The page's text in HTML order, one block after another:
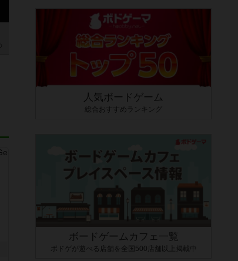
人気ボードゲーム
総合おすすめランキング
ボードゲームカフェ一覧
ボドゲが遊べる店舗を全国500店舗以上掲載中